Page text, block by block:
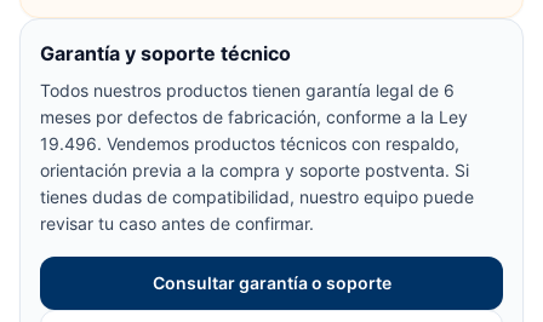
Garantía y soporte técnico
Todos nuestros productos tienen garantía legal de 6
meses por defectos de fabricación, conforme a la Ley
19.496. Vendemos productos técnicos con respaldo,
orientación previa a la compra y soporte postventa. Si
tienes dudas de compatibilidad, nuestro equipo puede
revisar tu caso antes de confirmar.
Consultar garantía o soporte